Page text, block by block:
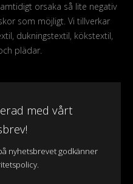
orsaka så lite negativ
som möjligt. Vi tillverkar
dukningstextil, kökstextil,
plädar.
med vårt
nyhetsbrevet godkänner